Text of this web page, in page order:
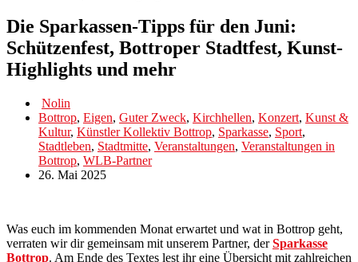
Die Sparkassen-Tipps für den Juni:
Schützenfest, Bottroper Stadtfest, Kunst-
Highlights und mehr
Nolin
Bottrop, Eigen, Guter Zweck, Kirchhellen, Konzert, Kunst &
Kultur, Künstler Kollektiv Bottrop, Sparkasse, Sport,
Stadtleben, Stadtmitte, Veranstaltungen, Veranstaltungen in
Bottrop, WLB-Partner
26. Mai 2025
Was euch im kommenden Monat erwartet und wat in Bottrop geht,
verraten wir dir gemeinsam mit unserem Partner, derSparkasse
Bottrop. Am Ende des Textes lest ihr eine Übersicht mit zahlreichen